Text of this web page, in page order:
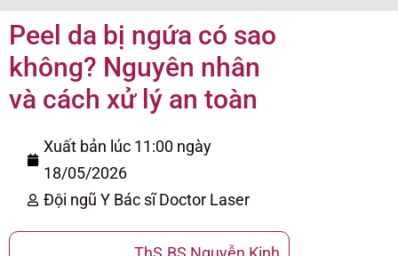
Peel da bị ngứa có sao
không? Nguyên nhân
và cách xử lý an toàn
Xuất bản lúc 11:00 ngày
18/05/2026
Đội ngũ Y Bác sĩ Doctor Laser